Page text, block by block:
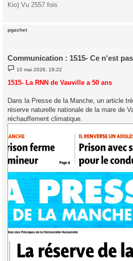
Kio) Vu 2557 fois
pgachet
Communication : 1515- Ce n'est
M
e
s
s
e
10 mai 2026, 19:22
1515- La RNN de Vauville a 50 ans
Dans la Presse de la Manche, un article
réserve naturelle nationale de la mare de
réchauffement climatique.